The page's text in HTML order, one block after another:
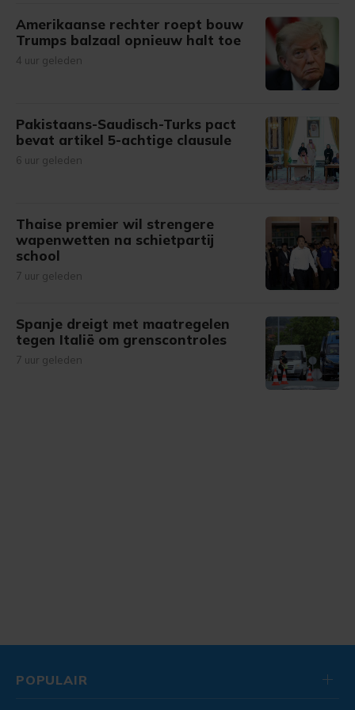
Amerikaanse rechter roept bouw
Trumps balzaal opnieuw halt toe
4 uur geleden
Pakistaans-Saudisch-Turks pact
bevat artikel 5-achtige clausule
6 uur geleden
Thaise premier wil strengere
wapenwetten na schietpartij
school
7 uur geleden
Spanje dreigt met maatregelen
tegen Italië om grenscontroles
7 uur geleden
POPULAIR